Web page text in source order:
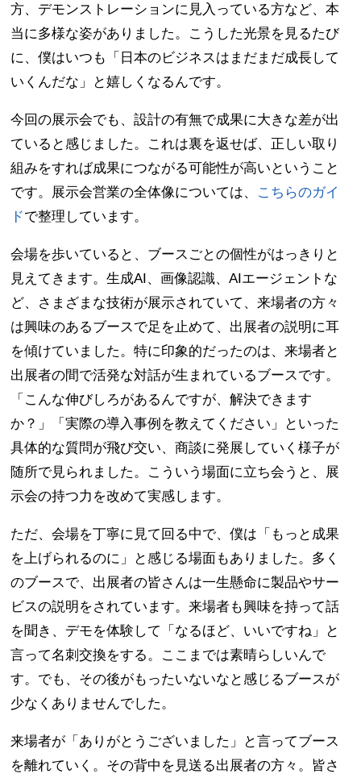
方、デモンストレーションに見入っている方など、本
当に多様な姿がありました。こうした光景を見るたび
に、僕はいつも「日本のビジネスはまだまだ成長して
いくんだな」と嬉しくなるんです。
今回の展示会でも、設計の有無で成果に大きな差が出
ていると感じました。これは裏を返せば、正しい取り
組みをすれば成果につながる可能性が高いということ
です。展示会営業の全体像については、 こちらのガイ
ドで整理しています。
会場を歩いていると、ブースごとの個性がはっきりと
見えてきます。生成AI、画像認識、AIエージェントな
ど、さまざまな技術が展示されていて、来場者の方々
は興味のあるブースで足を止めて、出展者の説明に耳
を傾けていました。特に印象的だったのは、来場者と
出展者の間で活発な対話が生まれているブースです。
「こんな伸びしろがあるんですが、解決できます
か？」「実際の導入事例を教えてください」といった
具体的な質問が飛び交い、商談に発展していく様子が
随所で見られました。こういう場面に立ち会うと、展
示会の持つ力を改めて実感します。
ただ、会場を丁寧に見て回る中で、僕は「もっと成果
を上げられるのに」と感じる場面もありました。多く
のブースで、出展者の皆さんは一生懸命に製品やサー
ビスの説明をされています。来場者も興味を持って話
を聞き、デモを体験して「なるほど、いいですね」と
言って名刺交換をする。ここまでは素晴らしいんで
す。でも、その後がもったいないなと感じるブースが
少なくありませんでした。
来場者が「ありがとうございました」と言ってブース
を離れていく。その背中を見送る出展者の方々。皆さ